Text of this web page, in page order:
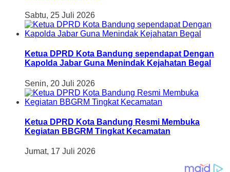
Sabtu, 25 Juli 2026
Ketua DPRD Kota Bandung sependapat Dengan
Kapolda Jabar Guna Menindak Kejahatan Begal
Senin, 20 Juli 2026
Ketua DPRD Kota Bandung Resmi Membuka
Kegiatan BBGRM Tingkat Kecamatan
Jumat, 17 Juli 2026